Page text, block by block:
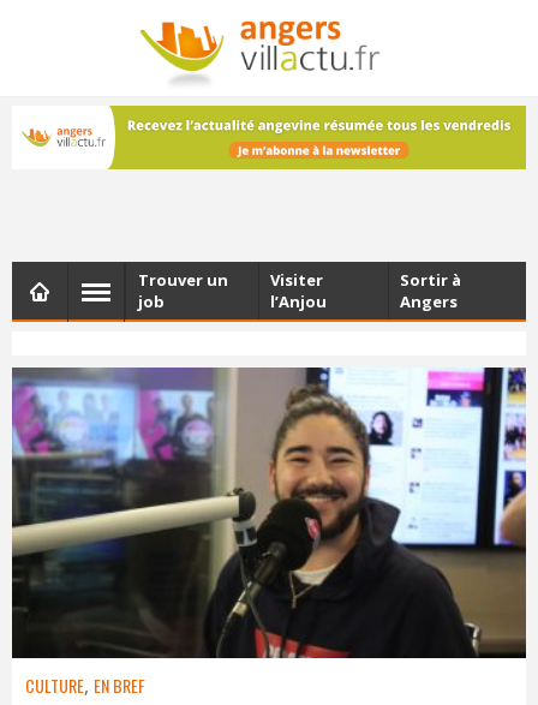
NEWSLETTER
Les dernières actualités d'Angers, chaque vendredi dans
votre boîte e-mail
Trouver un
job
Visiter
l’Anjou
Sortir à
Angers
CULTURE, EN BREF